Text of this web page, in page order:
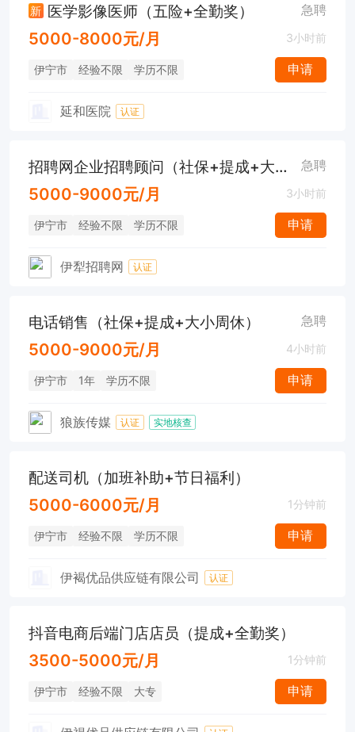
新 医学影像医师（五险+全勤奖） 急聘
5000-8000元/月 3小时前
伊宁市 经验不限 学历不限 申请
延和医院 认证
招聘网企业招聘顾问（社保+提成+大小周） 急聘
5000-9000元/月 3小时前
伊宁市 经验不限 学历不限 申请
伊犁招聘网 认证
电话销售（社保+提成+大小周休） 急聘
5000-9000元/月 4小时前
伊宁市 1年 学历不限 申请
狼族传媒 认证 实地核查
配送司机（加班补助+节日福利）
5000-6000元/月 1分钟前
伊宁市 经验不限 学历不限 申请
伊褐优品供应链有限公司 认证
抖音电商后端门店店员（提成+全勤奖）
3500-5000元/月 1分钟前
伊宁市 经验不限 大专 申请